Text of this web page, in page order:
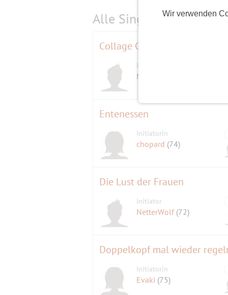
Wir verwenden
Alle Single-Events am
Collage Concert
Initiator
NetterWolf
Entenessen
Initiatorin
chopard (74)
Die Lust der Frauen
Initiator
NetterWolf (72)
Doppelkopf mal wieder
Initiatorin
Evaki (75)